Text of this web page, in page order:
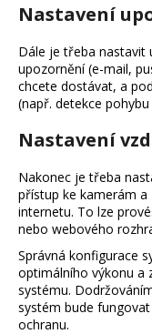
Nastavení
Dále je třeba nastavit
upozornění (e-mail,
chcete dostávat, a
(např. detekce
Nastavení
Nakonec je třeba
přístup ke kamerám
internetu. To lze
nebo webového
Správná konfigurace
optimálního výkonu a
systému.
systém bude
ochranu.